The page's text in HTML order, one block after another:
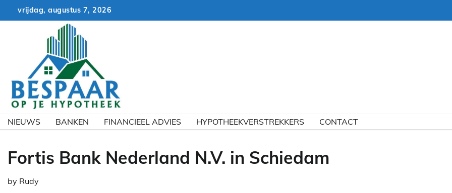
vrijdag, augustus 7, 2026
NIEUWS BANKEN FINANCIEEL ADVIES HYPOTHEEKVERSTREKKERS CONTACT
Fortis Bank Nederland N.V. in Schiedam
by Rudy